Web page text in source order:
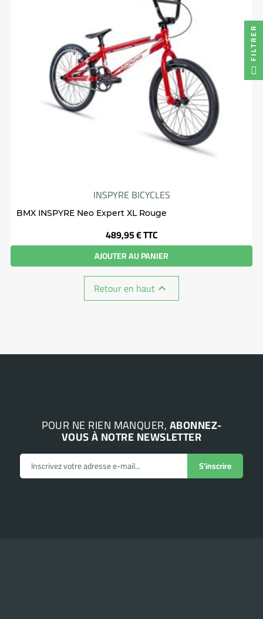
INSPYRE BICYCLES
BMX INSPYRE Neo Expert XL Rouge
Prix
489,95 €TTC
AJOUTER AU PANIER
Retour en haut 
POUR NE RIEN MANQUER,ABONNEZ-
VOUS À NOTRE NEWSLETTER
FILTRER